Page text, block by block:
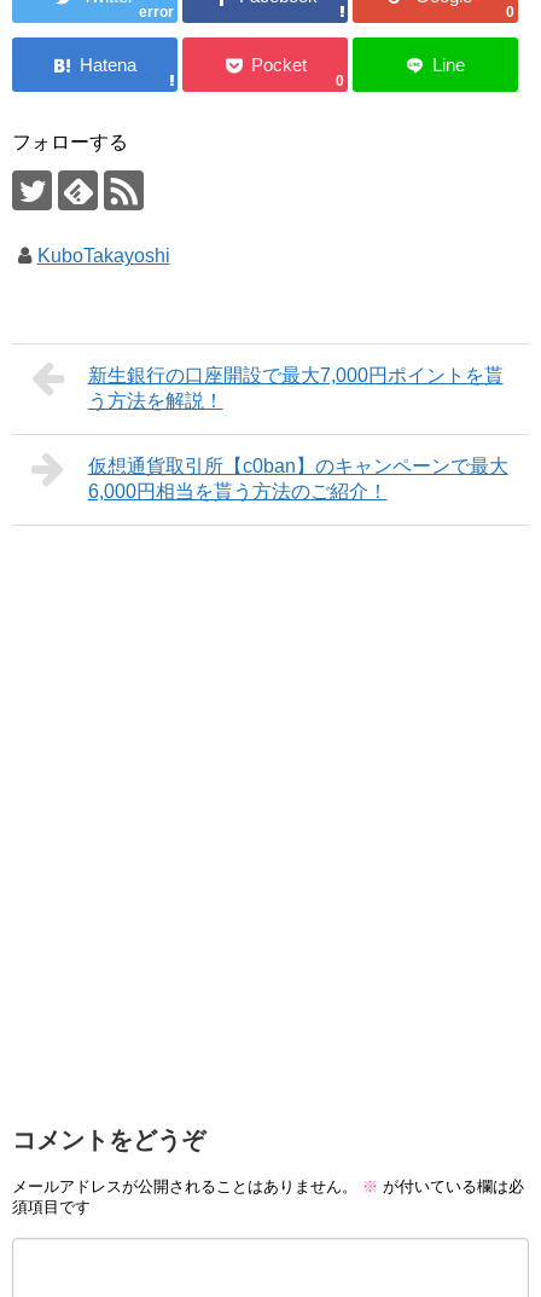
error 0
0
フォローする
KuboTakayoshi
新生銀行の口座開設で最大7,000円ポイントを貰
う方法を解説！
仮想通貨取引所【c0ban】のキャンペーンで最大
6,000円相当を貰う方法のご紹介！
コメントをどうぞ
メールアドレスが公開されることはありません。 ※ が付いている欄は必
須項目です